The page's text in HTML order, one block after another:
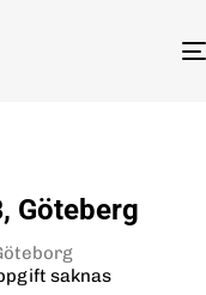
Göteberg
saknas